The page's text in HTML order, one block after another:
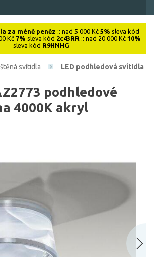
za méně peněz :: nad 5 000 Kč 5% sleva kód
Kč 7% sleva kód 2c43RR :: nad 20 000 Kč 10%
sleva kód R9HNHG
svítidla LED podhledová svítidla
podhledové
4000K akryl